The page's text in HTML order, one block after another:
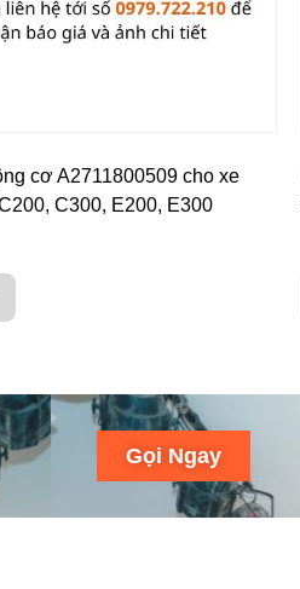
cơ A2711800509 cho xe
C300, E200, E300
Gọi Ngay